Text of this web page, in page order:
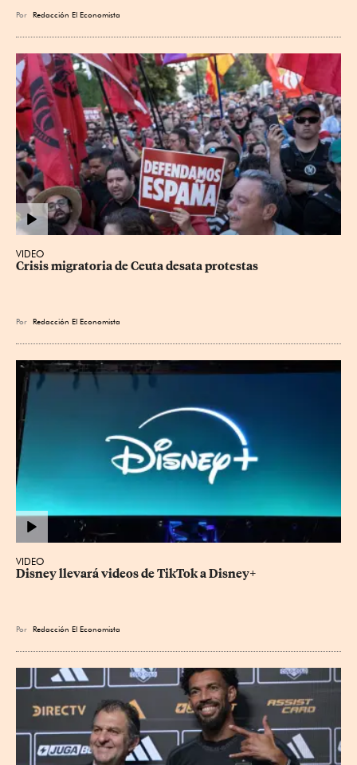
Por Redacción El Economista
VIDEO
Crisis migratoria de Ceuta desata protestas
Por Redacción El Economista
VIDEO
Disney llevará videos de TikTok a Disney+
Por Redacción El Economista